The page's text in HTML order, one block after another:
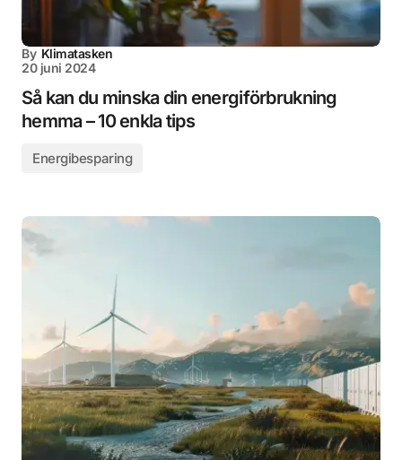
By Klimatasken
20 juni 2024
Så kan du minska din energiförbrukning
hemma – 10 enkla tips
Energibesparing